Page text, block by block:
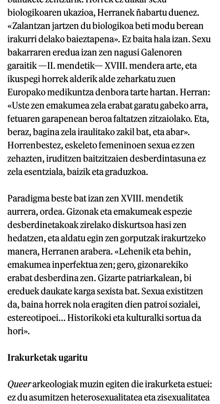
biologikoaren ukazioa, Herranek ñabartu duenez.
«Zalantzan jartzen du biologikoa beti modu berean
irakurri delako baieztapena». Ez baita hala izan. Sexu
bakarraren eredua izan zen nagusi Galenoren
garaitik —II. mendetik— XVIII. mendera arte, eta
ikuspegi horrek alderik alde zeharkatu zuen
Europako medikuntza denbora tarte hartan. Herran:
«Uste zen emakumea zela erabat garatu gabeko arra,
fetuaren garapenean beroa faltatzen zitzaiolako. Eta,
beraz, bagina zela iraulitako zakil bat, eta abar».
Horrenbestez, eskeleto femeninoen sexua ez zen
zehazten, iruditzen baitzitzaien desberdintasuna ez
zela esentziala, baizik eta graduzkoa.
Paradigma beste bat izan zen XVIII. mendetik
aurrera, ordea. Gizonak eta emakumeak espezie
desberdinetakoak zirelako diskurtsoa hasi zen
hedatzen, eta aldatu egin zen gorputzak irakurtzeko
manera, Herranen arabera. «Lehenik eta behin,
emakumea inperfektua zen; gero, gizonarekiko
erabat desberdina zen. Gizarte patriarkalean, bi
ereduek daukate karga sexista bat. Sexua existitzen
da, baina horrek nola eragiten dien patroi sozialei,
estereotipoei... Historikoki eta kulturalki sortua da
hori».
Irakurketak ugaritu
Queerarkeologiak muzin egiten die irakurketa estuei:
ez du asumitzen heterosexualitatea eta zisexualitatea